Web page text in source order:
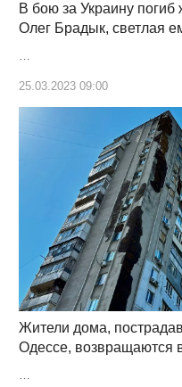
В бою за Украину погиб
Олег Брадык, светлая
…
25.03.2023 09:00
Жители дома,
Одессе, возвращаются